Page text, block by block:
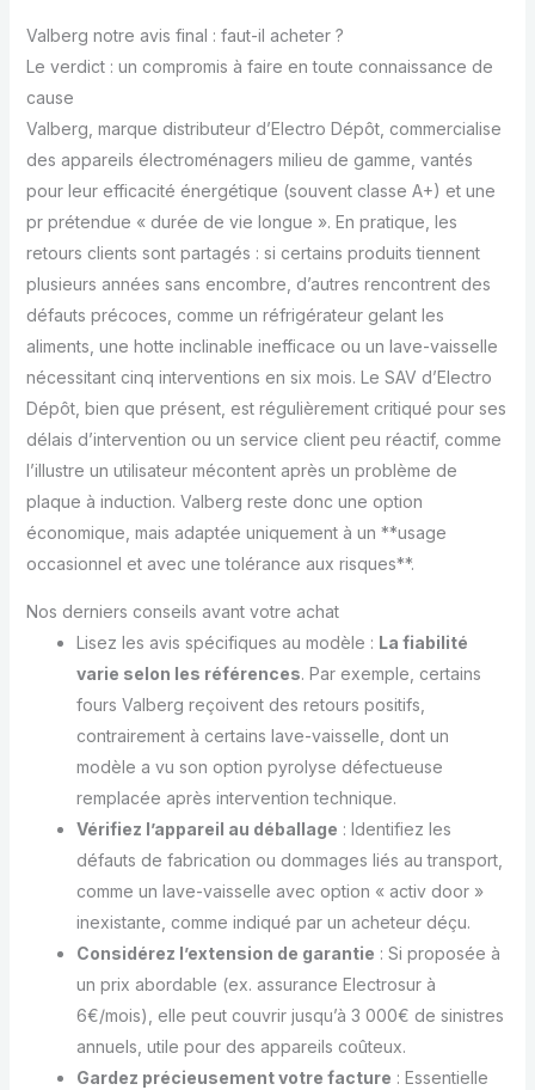
Valberg notre avis final : faut-il acheter ?
Le verdict : un compromis à faire en toute connaissance de
cause
Valberg, marque distributeur d’Electro Dépôt, commercialise
des appareils électroménagers milieu de gamme, vantés
pour leur efficacité énergétique (souvent classe A+) et une
pr prétendue « durée de vie longue ». En pratique, les
retours clients sont partagés : si certains produits tiennent
plusieurs années sans encombre, d’autres rencontrent des
défauts précoces, comme un réfrigérateur gelant les
aliments, une hotte inclinable inefficace ou un lave-vaisselle
nécessitant cinq interventions en six mois. Le SAV d’Electro
Dépôt, bien que présent, est régulièrement critiqué pour ses
délais d’intervention ou un service client peu réactif, comme
l’illustre un utilisateur mécontent après un problème de
plaque à induction. Valberg reste donc une option
économique, mais adaptée uniquement à un **usage
occasionnel et avec une tolérance aux risques**.
Nos derniers conseils avant votre achat
Lisez les avis spécifiques au modèle : La fiabilité
varie selon les références. Par exemple, certains
fours Valberg reçoivent des retours positifs,
contrairement à certains lave-vaisselle, dont un
modèle a vu son option pyrolyse défectueuse
remplacée après intervention technique.
Vérifiez l’appareil au déballage : Identifiez les
défauts de fabrication ou dommages liés au transport,
comme un lave-vaisselle avec option « activ door »
inexistante, comme indiqué par un acheteur déçu.
Considérez l’extension de garantie : Si proposée à
un prix abordable (ex. assurance Electrosur à
6€/mois), elle peut couvrir jusqu’à 3 000€ de sinistres
annuels, utile pour des appareils coûteux.
Gardez précieusement votre facture : Essentielle